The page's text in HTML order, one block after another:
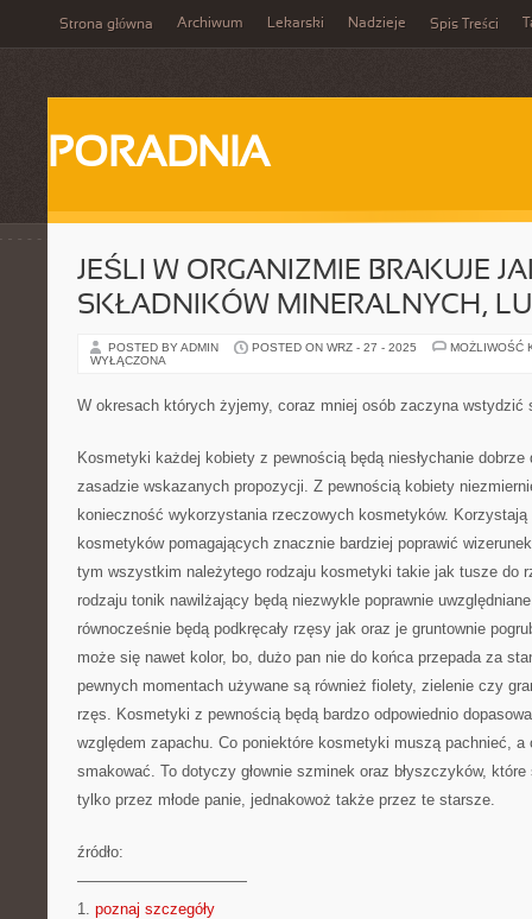
Strona główna Archiwum Lekarski Nadzieje Spis Treści
PORADNIA
JEŚLI W ORGANIZMIE BRAKUJE
SKŁADNIKÓW MINERALNYCH,
POSTED BY ADMIN POSTED ON WRZ - 27 - 2025
MOŻLIWOŚĆ
WYŁĄCZONA
W okresach których żyjemy, coraz mniej osób zaczyna wstydzić
Kosmetyki każdej kobiety z pewnością będą niesłychanie dobrze
zasadzie wskazanych propozycji. Z pewnością kobiety
konieczność wykorzystania rzeczowych kosmetyków.
kosmetyków pomagających znacznie bardziej poprawić
tym wszystkim należytego rodzaju kosmetyki takie jak tusze do
rodzaju tonik nawilżający będą niezwykle poprawnie
równocześnie będą podkręcały rzęsy jak oraz je gruntownie
może się nawet kolor, bo, dużo pan nie do końca przepada za
pewnych momentach używane są również fiolety, zielenie czy
rzęs. Kosmetyki z pewnością będą bardzo odpowiednio
względem zapachu. Co poniektóre kosmetyki muszą pachnieć, a
smakować. To dotyczy głownie szminek oraz błyszczyków,
tylko przez młode panie, jednakowoż także przez te starsze.
źródło:
———————————
1. poznaj szczegóły